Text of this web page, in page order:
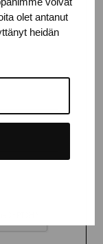
olet antanut
heidän